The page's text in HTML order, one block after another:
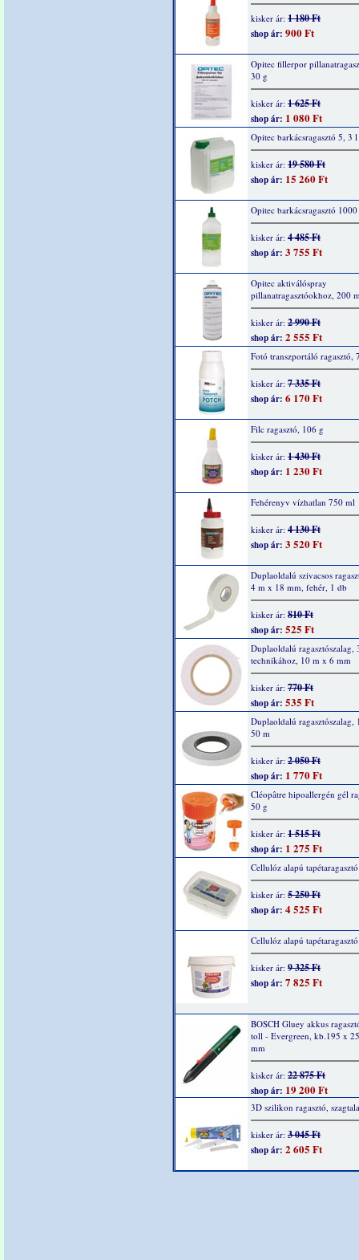
kisker ár: 1 180 Ft
shop ár: 900 Ft
Opitec fillerpor
30 g
kisker ár: 1 625 Ft
shop ár: 1 080 Ft
Opitec barkácsragasztó 5, 3 l
kisker ár: 19 580 Ft
shop ár: 15 260 Ft
Opitec barkácsragasztó
kisker ár: 4 485 Ft
shop ár: 3 755 Ft
Opitec aktiválóspray
pillanatragasztóokhoz, 200
kisker ár: 2 990 Ft
shop ár: 2 555 Ft
Fotó transzportáló ragasztó,
kisker ár: 7 335 Ft
shop ár: 6 170 Ft
Filc ragasztó, 106 g
kisker ár: 1 430 Ft
shop ár: 1 230 Ft
Fehérenyv vízhatlan 750 ml
kisker ár: 4 130 Ft
shop ár: 3 520 Ft
Duplaoldalú szivacsos
4 m x 18 mm, fehér, 1 db
kisker ár: 810 Ft
shop ár: 525 Ft
Duplaoldalú ragasztószalag,
technikához, 10 m x 6 mm
kisker ár: 770 Ft
shop ár: 535 Ft
Duplaoldalú ragasztószalag,
50 m
kisker ár: 2 050 Ft
shop ár: 1 770 Ft
Cléopâtre hipoallergén gél
50 g
kisker ár: 1 515 Ft
shop ár: 1 275 Ft
Cellulóz alapú
kisker ár: 5 250 Ft
shop ár: 4 525 Ft
Cellulóz alapú
kisker ár: 9 325 Ft
shop ár: 7 825 Ft
BOSCH Gluey akkus
toll - Evergreen, kb.195 x
mm
kisker ár: 22 875 Ft
shop ár: 19 200 Ft
3D szilikon ragasztó,
kisker ár: 3 045 Ft
shop ár: 2 605 Ft